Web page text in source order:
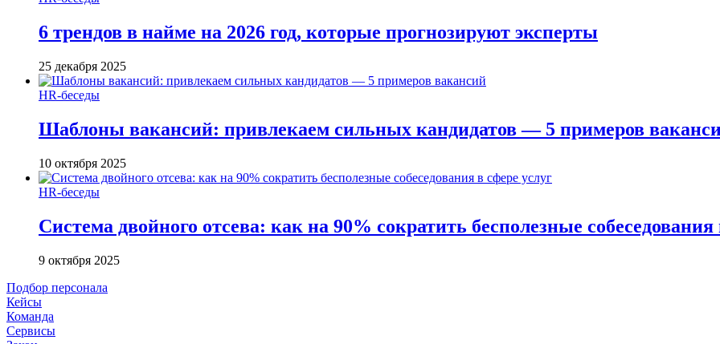
6 трендов в найме на 2026 год, которые прогнозируют эксперты
25 декабря 2025
HR-беседы
Шаблоны вакансий: привлекаем сильных кандидатов — 5 примеров
10 октября 2025
HR-беседы
Система двойного отсева: как на 90% сократить бесполезные собеседования
9 октября 2025
Подбор персонала
Кейсы
Команда
Сервисы